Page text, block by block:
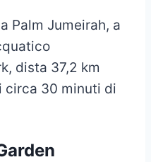
Palm Jumeirah, a
dista 37,2 km
circa 30 minuti di